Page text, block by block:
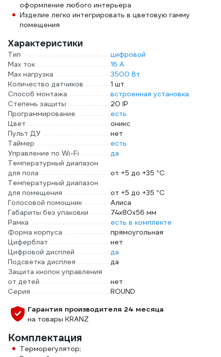
оформление любого интерьера
Изделие легко интегрировать в цветовую гамму
помещения
Характеристики
Тип
цифровой
Max ток
16 А
Max нагрузка
3500 Вт
Количество датчиков
1 шт
Способ монтажа
встроенная установка
Степень защиты
20 IP
Программирование
есть
Цвет
оникс
Пульт ДУ
нет
Таймер
есть
Управление по Wi-Fi
да
Температурный диапазон
для пола
от +5 до +35 °С
Температурный диапазон
для помещения
от +5 до +35 °С
Голосовой помощник
Алиса
Габариты без упаковки
74x80x56 мм
Рамка
есть в комплекте
Форма корпуса
прямоугольная
Циферблат
нет
Цифровой дисплей
да
Подсветка дисплея
да
Защита кнопок управления
от детей
нет
Серия
ROUND
Гарантия производителя 24 месяца
на товары KRANZ
Комплектация
Терморегулятор;